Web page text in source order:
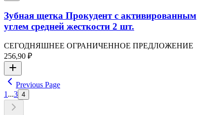
Зубная щетка Прокудент с активированным
углем средней жесткости 2 шт.
СЕГОДНЯШНЕЕ ОГРАНИЧЕННОЕ ПРЕДЛОЖЕНИЕ
256,90 ₽
Previous Page
1 ...3 4